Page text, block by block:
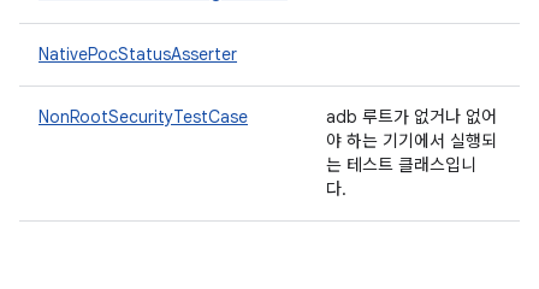
NativePocStatusAsserter
NonRootSecurityTestCase
adb 루트가 없거나 없어
야 하는 기기에서 실행되
는 테스트 클래스입니
다.